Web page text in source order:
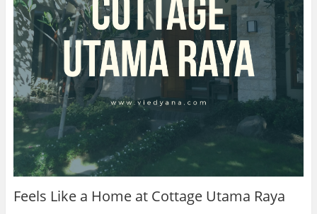
Feels Like a Home at Cottage Utama Raya